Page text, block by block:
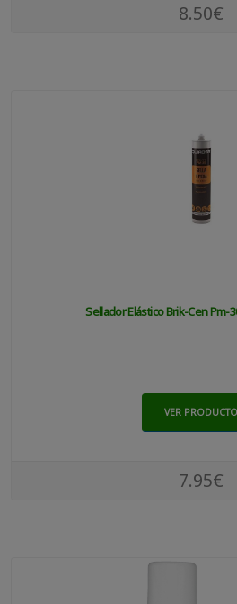
8.50€
Sellador Elástico Brik-Cen Pm-
VER PRODUCTO
7.95€